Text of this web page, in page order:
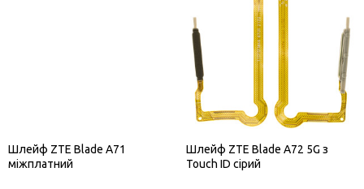
Шлейф ZTE Blade A71
міжплатний
Шлейф ZTE Blade A72 5G з
Touch ID сірий